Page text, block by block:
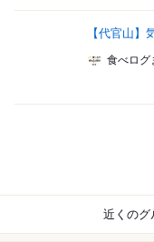
【代官山
食べログ
近くのグ